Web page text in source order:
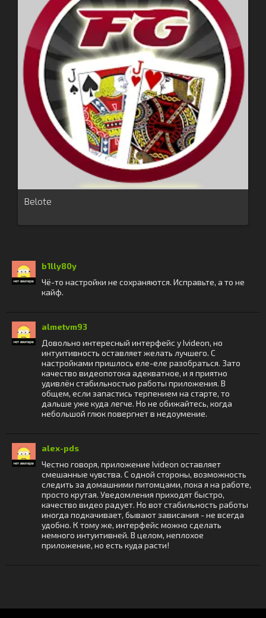
Belote
b1lly80y
Чё-то настройки не сохраняются. Исправьте, а то не
кайф.
almetvm93
Довольно интересный интерфейс у Ivideon, но
интуитивность оставляет желать лучшего. С
настройками пришлось еле-еле разобраться. Зато
качество видеопотока адекватное, и я приятно
удивлён стабильностью работы приложения. В
общем, если запастись терпением на старте, то
дальше уже куда легче. Но не обижайтесь, когда
небольшой глюк повергнет в недоумение.
alex-pds
Честно говоря, приложение Ivideon оставляет
смешанные чувства. С одной стороны, возможность
следить за домашними питомцами, пока я на работе,
просто крутая. Уведомления приходят быстро,
качество видео радует. Но вот стабильность работы
иногда подкачивает, бывают зависания - не всегда
удобно. К тому же, интерфейс можно сделать
немного интуитивней. В целом, неплохое
приложение, но есть куда расти!